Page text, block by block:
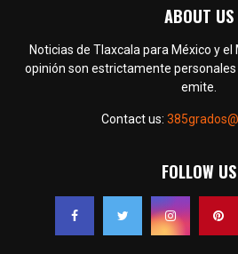
ABOUT US
Noticias de Tlaxcala para México y el
opinión son estrictamente
emite.
Contact us:
FOLLOW US